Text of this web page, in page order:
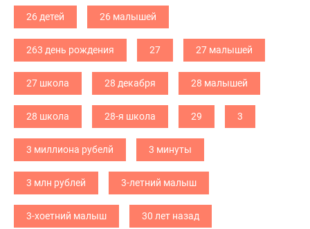
26 детей 26 малышей
263 день рождения 27 27 малышей
27 школа 28 декабря 28 малышей
28 школа 28-я школа 29 3
3 миллиона рубелй 3 минуты
3 млн рублей 3-летний малыш
3-хоетний малыш 30 лет назад